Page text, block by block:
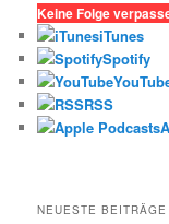
h
e
n
Keine Folge
iTunes
Spotify
RSS
NEUESTE BEITRÄGE